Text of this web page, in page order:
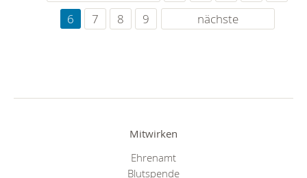
6
7 8 9 nächste
Mitwirken
Ehrenamt
Blutspende